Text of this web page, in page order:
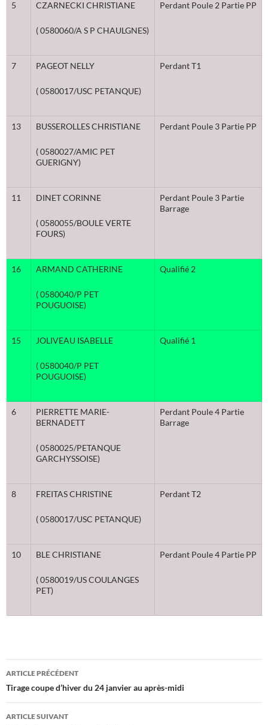
5 CZARNECKI CHRISTIANE
( 0580060/A S P CHAULGNES)
Perdant Poule 2 Partie PP
7 PAGEOT NELLY
( 0580017/USC PETANQUE)
Perdant T1
13 BUSSEROLLES CHRISTIANE
( 0580027/AMIC PET
GUERIGNY)
Perdant Poule 3 Partie PP
11 DINET CORINNE
( 0580055/BOULE VERTE
FOURS)
Perdant Poule 3 Partie
Barrage
16 ARMAND CATHERINE
( 0580040/P PET
POUGUOISE)
Qualifié 2
15 JOLIVEAU ISABELLE
( 0580040/P PET
POUGUOISE)
Qualifié 1
6
PIERRETTE MARIE-
BERNADETT
( 0580025/PETANQUE
GARCHYSSOISE)
Perdant Poule 4 Partie
Barrage
8 FREITAS CHRISTINE
( 0580017/USC PETANQUE)
Perdant T2
10 BLE CHRISTIANE
( 0580019/US COULANGES
PET)
Perdant Poule 4 Partie PP
Navigation
des
articles
ARTICLE PRÉCÉDENT
Tirage coupe d’hiver du 24 janvier au après-midi
ARTICLE SUIVANT